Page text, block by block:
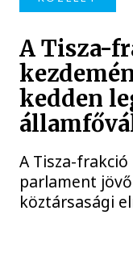
A Tisza-
kedden
A Tisza-
parlament
köztársasági